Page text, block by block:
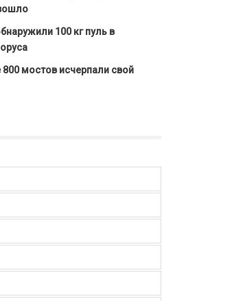
100 кг пуль в
800 мостов исчерпали свой